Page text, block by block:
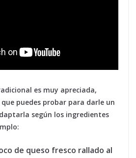
es muy apreciada,
puedes probar para darle un
según los ingredientes
de queso fresco rallado al